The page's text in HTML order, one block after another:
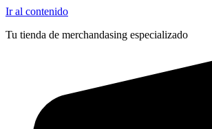
Ir al contenido
Tu tienda de merchandasing especializado